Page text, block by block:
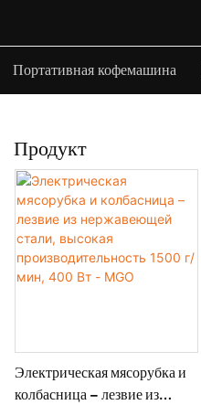
Портативная кофемашина
Продукт
Электрическая мясорубка и
колбасница – лезвие из